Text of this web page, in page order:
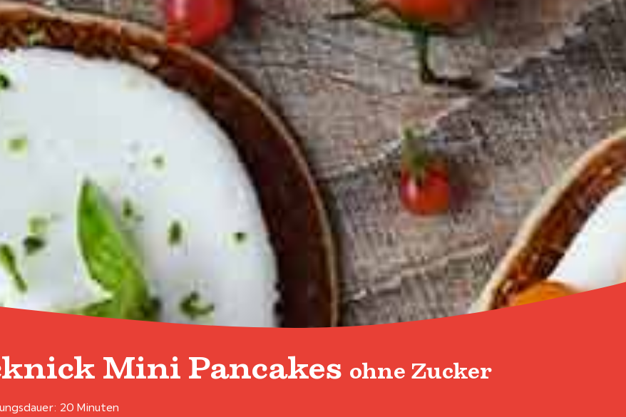
Mini Pancakes ohne Zucker
20 Minuten